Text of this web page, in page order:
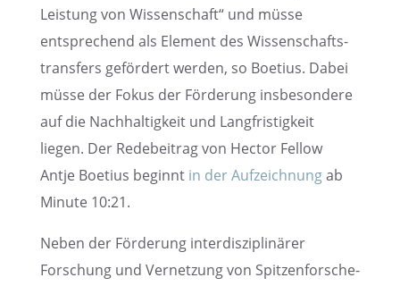
Leistung von Wissen­schaft“ und müsse
entspre­chend als Element des Wissen­schafts­
trans­fers geför­dert werden, so Boetius. Dabei
müsse der Fokus der Förde­rung insbe­son­dere
auf die Nachhal­tig­keit und Langfris­tig­keit
liegen. Der Redebei­trag von Hector Fellow
Antje Boetius beginnt in der Aufzeich­nungab
Minute 10:21.
Neben der Förde­rung inter­dis­zi­pli­nä­rer
Forschung und Vernet­zung von Spitzen­for­sche­